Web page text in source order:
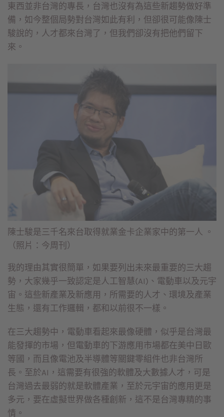
東西並非台灣的專長，台灣也沒有為這些新趨勢做好準
備，如今整個局勢對台灣如此有利，但卻很可能像陳士
駿說的，人才都來台灣了，但我們卻沒有把他們留下
來。
陳士駿是三千名來台取得就業金卡企業家中的第一人 。
（照片：今周刊）
我的理由其實很簡單，如果要列出未來最重要的三大趨
勢，大家幾乎一致認定是人工智慧(AI)、電動車以及元宇
宙。這些新產業及新應用，所需要的人才、環境及產業
生態，還有工作邏輯，都和以前很不一樣。
在三大趨勢中，電動車看起來最像硬體，似乎是台灣最
能發揮的市場，但電動車的下游應用市場都在美中日歐
等國，而且像電池及半導體等關鍵零組件也非台灣所
長。至於AI，這需要有很強的軟體及大數據人才，可是
台灣過去最弱的就是軟體產業，至於元宇宙的應用更是
多元，要在虛擬世界做各種創新，這不是台灣專精的事
情。